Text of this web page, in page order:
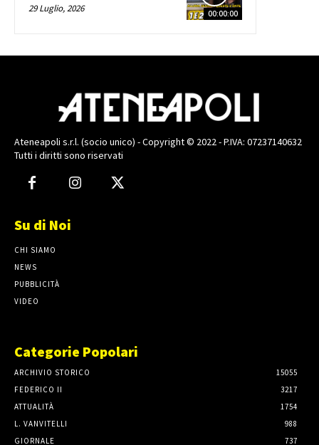
00:00:00
29 Luglio, 2026
Ateneapoli s.r.l. (socio unico) - Copyright © 2022 - P.IVA: 07237140632
Tutti i diritti sono riservati
Su di Noi
CHI SIAMO
NEWS
PUBBLICITÀ
VIDEO
Categorie Popolari
ARCHIVIO STORICO
15055
FEDERICO II
3217
ATTUALITÀ
1754
L. VANVITELLI
988
GIORNALE
737